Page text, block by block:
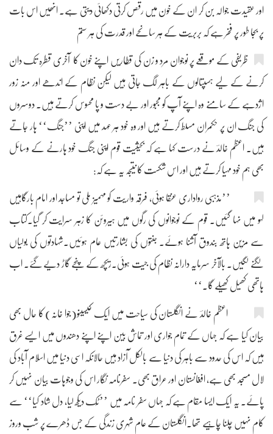
اور عقیدت جوالہ بن کر ان کے خون میں رقص کرتی دکھائی دیتی ہے۔ انھیں اس بات
پر بجا طور پر فخر ہے کہ بربریت کے ہر سانحے اور قدرت کی ہر ستم
ظریفی کے موقعے پر نوجوان مرد و زن کی قطاریں اپنے خون کا آخری قطرہ تک دان
کرنے کے لیے ہسپتالوں کے باہر لگ جاتی ہیں لیکن نظام کے اندھے اور منہ زور
اژدہے کے سامنے وہ اپنے آپ کو مجبور اور بے دست و پا محسوس کرتے ہیں۔ دوسروں
کی جنگ ان پر حکمران مسلط کرتے ہیں اور وہ خود ہر عہد میں اپنی ’’جنگ‘‘ ہار جاتے
ہیں۔ اعظم خالدؔ نے درست کہا ہے کہ بحیثیت قوم اپنی جنگ خود ہارنے کے وسائل
بھی ہم خود مہیا کرتے ہیں اور اس شکست کا نتیجہ یہ ہے کہ:
’’مذہبی رواداری عنقا ہوئی، فرقہ واریت کو مہمیز ملی تو مساجد اور امام بارگاہیں
لہو میں نہا گئیں۔ قوم کے نوجوانوں کی رگوں میں ہیروئن کا زہر سرایت کر گیا۔کتاب
سے مزین ہاتھ بندوق آشنا ہوئے۔ جنتوں کی بشارتیں عام ہوئیں۔شہادتوں کی بولیاں
لگنے لگیں۔ بالآخر سرمایہ دارانہ نظام کی جیت ہوئی۔ریچھ کے پنجے گاڑ دیے گئے۔ اب
ہاتھی کھیل کھیلے گا۔‘‘
اعظم خالدؔ نے انگلستان کی سیاحت میں ایک کیسینو(جوا خانہ) کا حال بھی
بیان کیا ہے کہ جہاں کے تمام جواری اور تماش بین اپنے اپنے دھندوں میں ایسے غرق
ہیں کہ اس کی حدود سے باہر کی دنیا سے بالکل آزاد ہیں حالانکہ اسی دنیا میں اسلام آباد کی
لال مسجد بھی ہے، افغانستان اور عراق بھی۔ سفرنامہ نگار اس کی وجوہات بیان نہیں کر
پائے۔ یہ ایک ایسا مقام ہے کہ جہاں سفر نامہ میں ’’ٹُک دیکھ لیا، دل شاد کیا‘‘ سے
کام نہیں چلنا چاہیے تھا۔انگلستان کے عام شہری زندگی کے جس ڈھرے پر شب وروز